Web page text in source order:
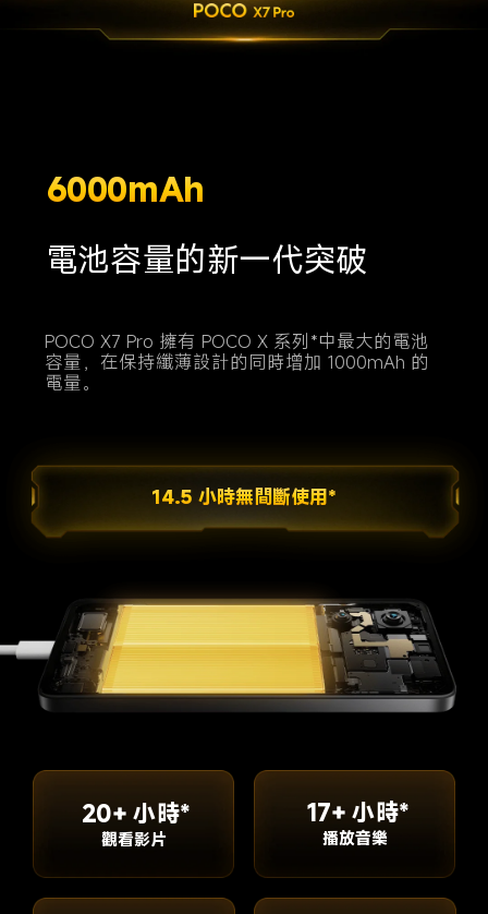
6000mAh
電池容量的新一代突破
POCO X7 Pro 擁有 POCO X 系列*中最大的電池
容量，在保持纖薄設計的同時增加 1000mAh 的
電量。
14.5 小時無間斷使用*
20+ 小時*
觀看影片
17+ 小時*
播放音樂